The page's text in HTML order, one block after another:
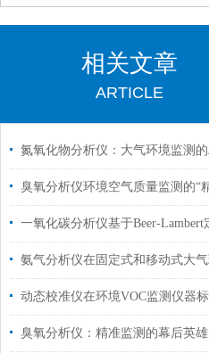
相关文章
ARTICLE
臭氧分析仪：精准监测的幕后英雄